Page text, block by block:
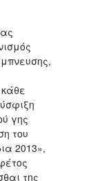
γης
του
2013»,
της